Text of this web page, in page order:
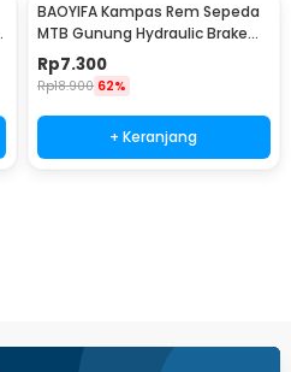
BAOYIFA Kampas Rem Sepeda
MTB Gunung Hydraulic Brake
Pads - M446
Rp7.300
Rp18.900 62%
+ Keranjang